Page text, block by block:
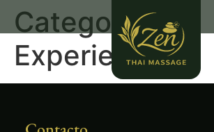
Categoría:
Experiencias